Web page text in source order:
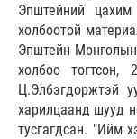
Эпштейний
холбоотой
Эпштейн
холбоо тогтсон,
Ц.Элбэгдоржтэй
харилцаанд шууд
тусгагдсан. "Ийм